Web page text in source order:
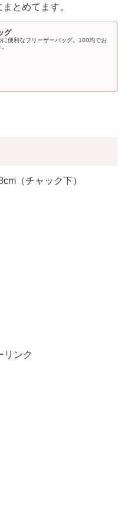
とめてます。
グ
に便利なフリーザーバッグ。100均でお
（チャック下）
リンク